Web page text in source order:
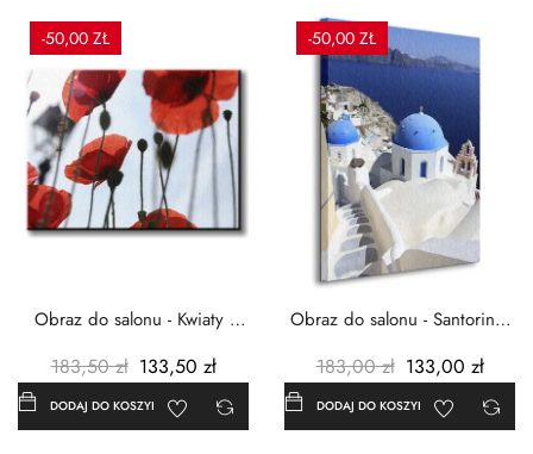
-50,00 ZŁ
Obraz do salonu - Kwiaty -
183,50 zł 133,50 zł
DODAJ DO KOSZYKA
-50,00 ZŁ
Obraz do salonu - Santorini -
183,00 zł 133,00 zł
DODAJ DO KOSZYKA